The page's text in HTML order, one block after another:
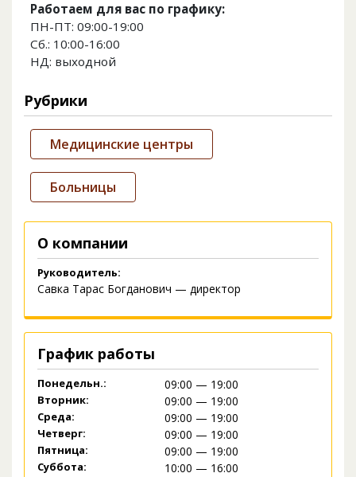
Работаем для вас по графику:
ПН-ПТ: 09:00-19:00
Сб.: 10:00-16:00
НД: выходной
Рубрики
Медицинские центры
Больницы
О компании
Руководитель:
Савка Тарас Богданович — директор
График работы
Понедельн.: 09:00 — 19:00
Вторник: 09:00 — 19:00
Среда: 09:00 — 19:00
Четверг: 09:00 — 19:00
Пятница: 09:00 — 19:00
Суббота: 10:00 — 16:00